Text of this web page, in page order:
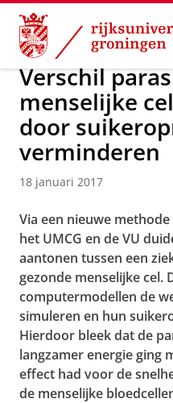
Skip
Content
Skip
Navigation
Over ons Actueel
Verschil
menselijke
door
verminderen
18 januari 2017
Via een nieuwe
het UMCG en de VU
aantonen tussen een
gezonde menselijke cel.
computermodellen de
simuleren en hun
Hierdoor bleek dat de
langzamer energie ging
effect had voor de
de menselijke